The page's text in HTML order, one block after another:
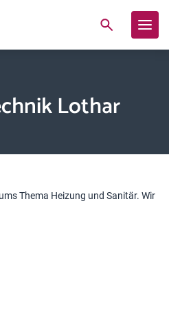
Lothar
Thema Heizung und Sanitär. Wir